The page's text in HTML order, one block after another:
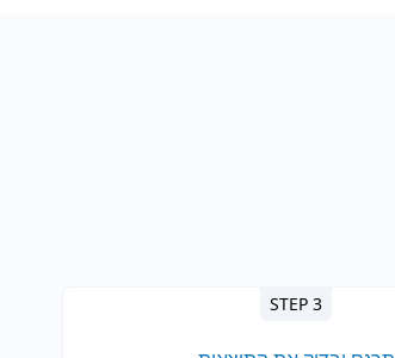
STEP 3